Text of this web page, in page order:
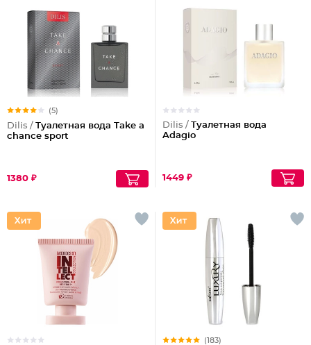
(5)
Dilis / Туалетная вода Take a
chance sport
1380 ₽
Dilis / Туалетная вода
Adagio
1449 ₽
(183)